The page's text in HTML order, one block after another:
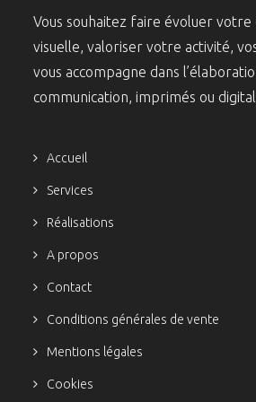
Vous souhaitez faire évoluer votre
visuelle, valoriser votre activité,
vous accompagne dans
communication, imprimés ou
Accueil
Services
Réalisations
A propos
Contact
Conditions générales de vente
Mentions légales
Cookies